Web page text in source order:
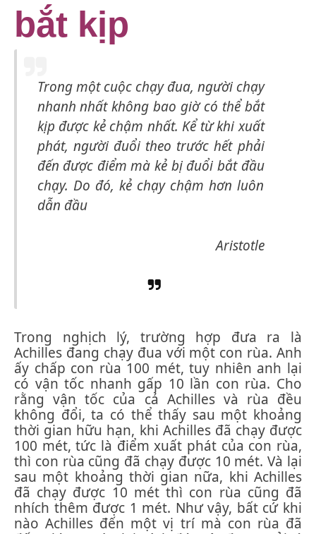
bắt kịp
Trong một cuộc chạy đua, người chạy
nhanh nhất không bao giờ có thể bắt
kịp được kẻ chậm nhất. Kể từ khi xuất
phát, người đuổi theo trước hết phải
đến được điểm mà kẻ bị đuổi bắt đầu
chạy. Do đó, kẻ chạy chậm hơn luôn
dẫn đầu
Aristotle
Trong nghịch lý, trường hợp đưa ra là
Achilles đang chạy đua với một con rùa. Anh
ấy chấp con rùa 100 mét, tuy nhiên anh lại
có vận tốc nhanh gấp 10 lần con rùa. Cho
rằng vận tốc của cả Achilles và rùa đều
không đổi, ta có thể thấy sau một khoảng
thời gian hữu hạn, khi Achilles đã chạy được
100 mét, tức là điểm xuất phát của con rùa,
thì con rùa cũng đã chạy được 10 mét. Và lại
sau một khoảng thời gian nữa, khi Achilles
đã chạy được 10 mét thì con rùa cũng đã
nhích thêm được 1 mét. Như vậy, bất cứ khi
nào Achilles đến một vị trí mà con rùa đã